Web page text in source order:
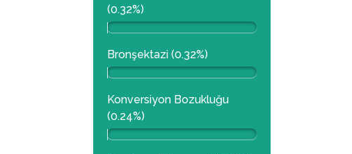
(0.32%)
Bronşektazi (0.32%)
Konversiyon Bozukluğu
(0.24%)